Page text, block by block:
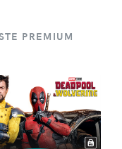
PREMIUM